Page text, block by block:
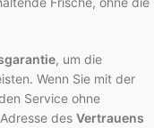
, um die
Wenn Sie mit der
Service ohne
des Vertrauens